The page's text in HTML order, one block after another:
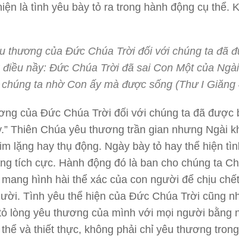
là tình yêu bày tỏ ra trong hành động cụ thể.
thương của Đức Chúa Trời đối với chúng ta đã
điều nầy: Đức Chúa Trời đã sai Con Một của
ta nhờ Con ấy mà được sống (Thư I Giăng
của Đức Chúa Trời đối với chúng ta đã được
Thiên Chúa yêu thương trần gian nhưng Ngài
lặng hay thụ động. Ngày bày tỏ hay thể hiện
tích cực. Hành động đó là ban cho chúng ta
hình hài thể xác của con người để chịu
Tình yêu thể hiện của Đức Chúa Trời cũng
lòng yêu thương của mình với mọi người bằng
và thiết thực, không phải chỉ yêu thương